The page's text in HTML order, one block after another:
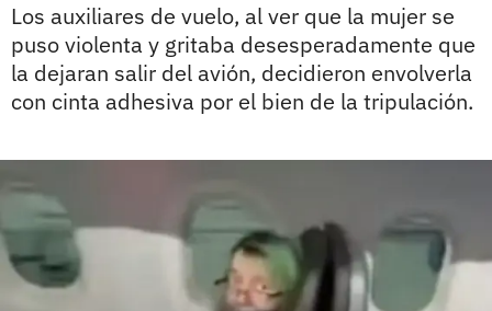
Los auxiliares de vuelo, al ver que la mujer se
puso violenta y gritaba desesperadamente que
la dejaran salir del avión, decidieron envolverla
con cinta adhesiva por el bien de la tripulación.